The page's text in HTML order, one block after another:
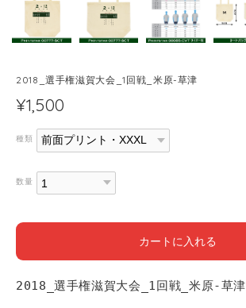
2018_選手権滋賀大会_1回戦_米原-草津
¥1,500
種類
数量
カートに入れる
2018_選手権滋賀大会_1回戦_米原-草津